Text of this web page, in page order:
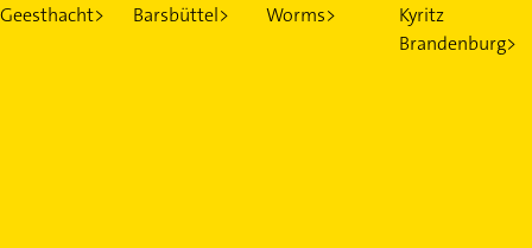
Geesthacht> Barsbüttel> Worms>
Kyritz
Brandenburg>